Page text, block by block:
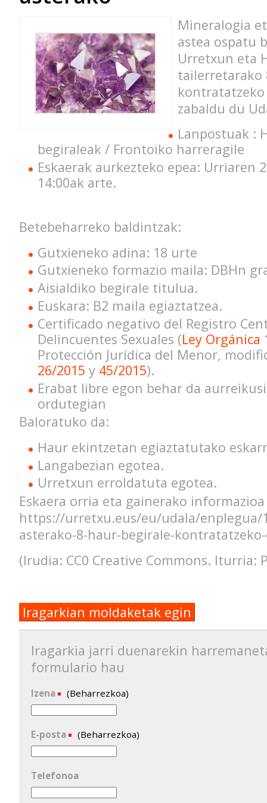
Mineralogia
astea ospatu
Urretxun eta
tailerretarako
zabaldu du
Lanpostuak :
begiraleak / Frontoiko harreragile
Eskaerak aurkezteko epea: Urriaren
14:00ak arte.
Betebeharreko baldintzak:
Gutxieneko adina: 18 urte
Gutxieneko formazio maila: DBHn
Aisialdiko begirale titulua.
Euskara: B2 maila egiaztatzea.
Certificado negativo del Registro
Delincuentes Sexuales (Ley Orgánica
Protección Jurídica del Menor,
26/2015 y 45/2015).
Erabat libre egon behar da
ordutegian
Baloratuko da:
Haur ekintzetan egiaztatutako
Langabezian egotea.
Urretxun erroldatuta egotea.
Eskaera orria eta gainerako
https://urretxu.eus/eu/udala/enplegua/
asterako-8-haur-begirale-
(Irudia: CC0 Creative Commons. Iturria:
Iragarkian moldaketak egin
Iragarkia jarri duenarekin
formulario hau
Izena (Beharrezkoa)
E-posta (Beharrezkoa)
Telefonoa